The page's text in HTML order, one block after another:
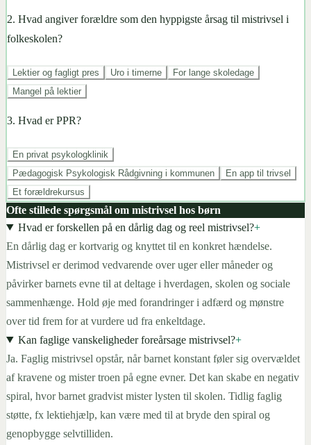
2. Hvad angiver forældre som den hyppigste årsag til mistrivsel i
folkeskolen?
Lektier og fagligt pres Uro i timerne
For lange skoledage
Mangel på lektier
3. Hvad er PPR?
En privat psykologklinik
Pædagogisk Psykologisk Rådgivning i kommunen
En app til trivsel
Et forældrekursus
Ofte stillede spørgsmål om mistrivsel hos børn
Hvad er forskellen på en dårlig dag og reel mistrivsel?+
En dårlig dag er kortvarig og knyttet til en konkret hændelse.
Mistrivsel er derimod vedvarende over uger eller måneder og
påvirker barnets evne til at deltage i hverdagen, skolen og sociale
sammenhænge. Hold øje med forandringer i adfærd og mønstre
over tid frem for at vurdere ud fra enkeltdage.
Kan faglige vanskeligheder foreårsage mistrivsel?+
Ja. Faglig mistrivsel opstår, når barnet konstant føler sig overvældet
af kravene og mister troen på egne evner. Det kan skabe en negativ
spiral, hvor barnet gradvist mister lysten til skolen. Tidlig faglig
støtte, fx lektiehjælp, kan være med til at bryde den spiral og
genopbygge selvtilliden.